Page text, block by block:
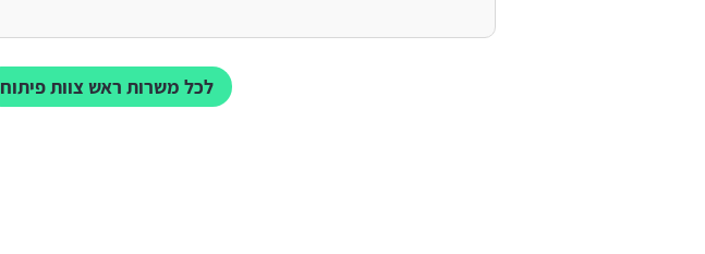
לכל משרות ראש צוות פיתוח